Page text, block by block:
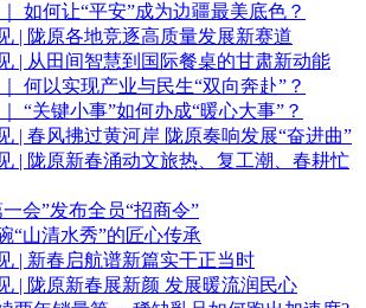
如何让“平安”成为边疆最美底色？
| 陇原各地竞逐高质量发展新赛道
| 从田间智慧到国际餐桌的甘肃新动能
何以实现产业与民生“双向奔赴”？
“关键小事”如何办成“暖心大事”？
| 春风拂过黄河岸 陇原奏响发展“奋进曲”
| 陇原新春涌动文旅热、复工潮、春耕忙
会”发布全员“招商令”
“山清水秀”的匠心传承
| 新春启航谱新篇实干正当时
| 陇原新春展新颜 发展暖流润民心